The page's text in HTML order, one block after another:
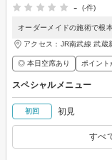
-
(-件)
オーダーメイドの施術で根
アクセス：JR南武線 武蔵
◎ 本日空席あり ポイント
スペシャルメニュー
初回 初見
すべ